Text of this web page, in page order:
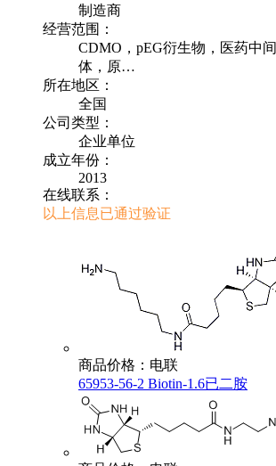
制造商
经营范围：
CDMO，pEG衍生物，医药中间
体，原…
所在地区：
全国
公司类型：
企业单位
成立年份：
2013
在线联系：
以上信息已通过验证
商品价格：电联
65953-56-2 Biotin-1.6已二胺